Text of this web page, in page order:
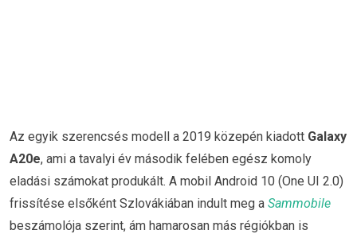
Az egyik szerencsés modell a 2019 közepén kiadott Galaxy
A20e, ami a tavalyi év második felében egész komoly
eladási számokat produkált. A mobil Android 10 (One UI 2.0)
frissítése elsőként Szlovákiában indult meg a Sammobile
beszámolója szerint, ám hamarosan más régiókban is